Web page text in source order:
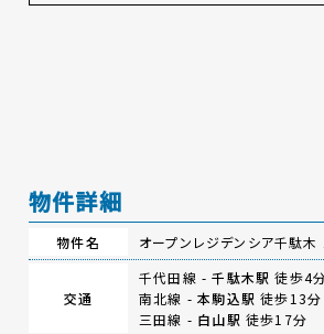
物件詳細
物件名 オープンレジデンシア千駄木
交通
千代田線 -千駄木駅 徒歩4
南北線 -本駒込駅 徒歩13分
三田線 - 白山駅 徒歩17分